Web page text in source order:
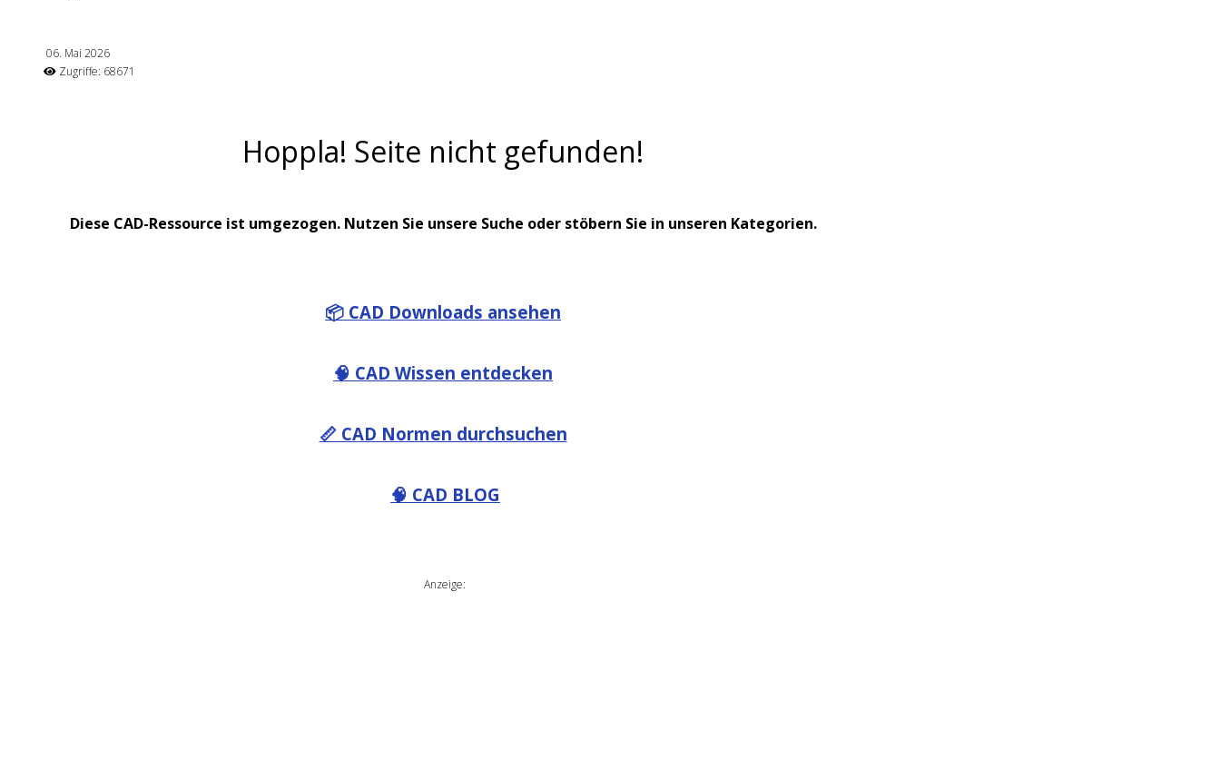
06. Mai 2026
Zugriffe: 68671
Hoppla! Seite nicht gefunden!
Diese CAD-Ressource ist umgezogen. Nutzen Sie unsere Suche oder stöbern Sie in unseren Kategorien.
📦 CAD Downloads ansehen
🧠 CAD Wissen entdecken
📏 CAD Normen durchsuchen
🧠 CAD BLOG
Anzeige: